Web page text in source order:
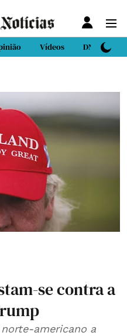
Vídeos DN Sport
se contra a
americano a